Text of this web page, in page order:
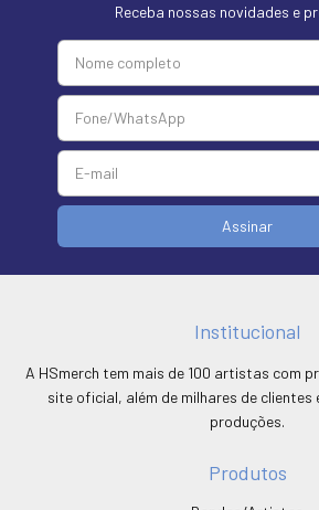
Receba nossas novidades e
Institucional
A HSmerch tem mais de 100 artistas com
site oficial, além de milhares de clientes
produções.
Produtos